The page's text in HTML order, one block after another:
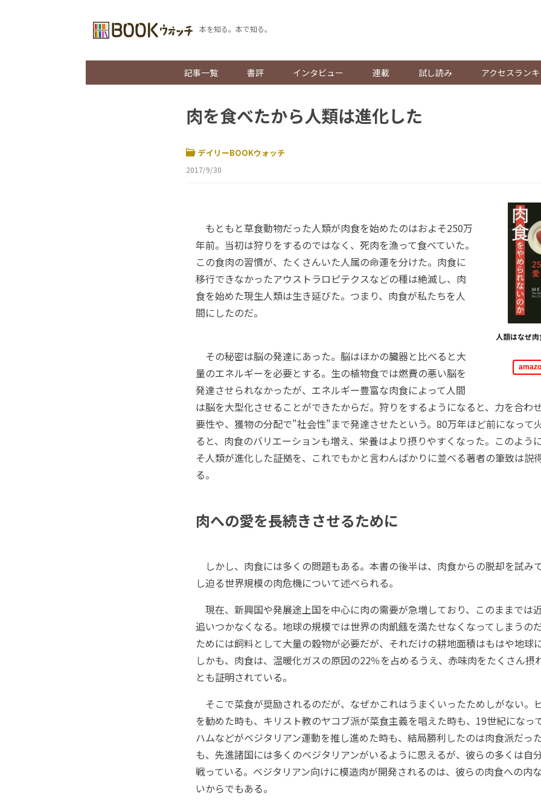
本を知る。本で知る。
記事一覧 書評 インタビュー 連載 試し読み アクセスラン
肉を食べたから人類は進化した
デイリーBOOKウォッチ
2017/9/30
人類はなぜ
もともと草食動物だった人類が肉食を始めたのはおよそ250万
年前。当初は狩りをするのではなく、死肉を漁って食べていた。
この食肉の習慣が、たくさんいた人属の命運を分けた。肉食に
移行できなかったアウストラロピテクスなどの種は絶滅し、肉
食を始めた現生人類は生き延びた。つまり、肉食が私たちを人
間にしたのだ。
その秘密は脳の発達にあった。脳はほかの臓器と比べると大
量のエネルギーを必要とする。生の植物食では燃費の悪い脳を
発達させられなかったが、エネルギー豊富な肉食によって人間
は脳を大型化させることができたからだ。狩りをするようになると、力を合わ
要性や、獲物の分配で"社会性"まで発達させたという。80万年ほど前になって
ると、肉食のバリエーションも増え、栄養はより摂りやすくなった。このよう
そ人類が進化した証拠を、これでもかと言わんばかりに並べる著者の筆致は説
る。
肉への愛を長続きさせるために
しかし、肉食には多くの問題もある。本書の後半は、肉食からの脱却を試み
し迫る世界規模の肉危機について述べられる。
現在、新興国や発展途上国を中心に肉の需要が急増しており、このままでは
追いつかなくなる。地球の規模では世界の肉飢餓を満たせなくなってしまうの
ためには飼料として大量の穀物が必要だが、それだけの耕地面積はもはや地球
しかも、肉食は、温暖化ガスの原因の22％を占めるうえ、赤味肉をたくさん摂
とも証明されている。
そこで菜食が奨励されるのだが、なぜかこれはうまくいったためしがない。
を勧めた時も、キリスト教のヤコブ派が菜食主義を唱えた時も、19世紀になっ
ハムなどがベジタリアン運動を推し進めた時も、結局勝利したのは肉食派だっ
も、先進諸国には多くのベジタリアンがいるように思えるが、彼らの多くは自
戦っている。ベジタリアン向けに模造肉が開発されるのは、彼らの肉食への内
いからでもある。